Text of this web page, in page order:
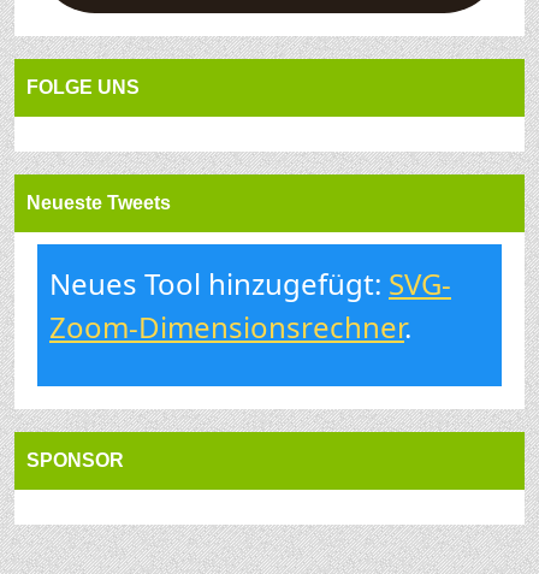
FOLGE UNS
Neueste Tweets
Neues Tool hinzugefügt: SVG-
Zoom-Dimensionsrechner.
SPONSOR